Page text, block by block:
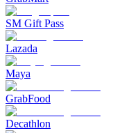
SM Gift Pass
Lazada
Maya
GrabFood
Decathlon